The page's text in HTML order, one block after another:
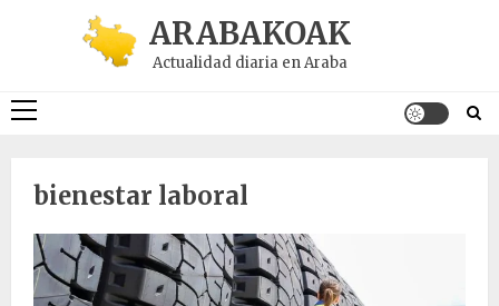
ARABAKOAK
Actualidad diaria en Araba
Menú
bienestar laboral